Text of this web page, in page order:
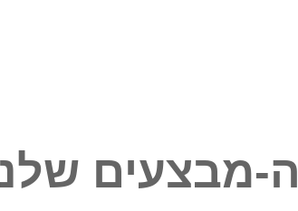
ה-מבצעים